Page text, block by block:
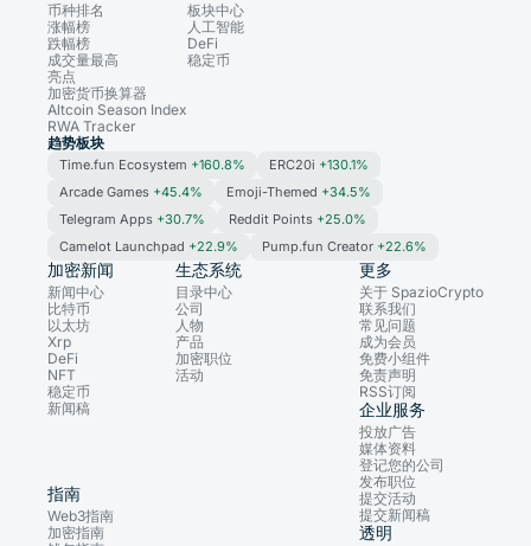
币种排名
涨幅榜
跌幅榜
成交量最高
亮点
加密货币换算器
Altcoin Season Index
RWA Tracker
板块中心
人工智能
DeFi
稳定币
趋势板块
Time.fun Ecosystem +160.8% ERC20i +130.1%
Arcade Games +45.4% Emoji-Themed +34.5%
Telegram Apps +30.7% Reddit Points +25.0%
Camelot Launchpad +22.9% Pump.fun Creator +22.6%
加密新闻
新闻中心
比特币
以太坊
Xrp
DeFi
NFT
稳定币
新闻稿
生态系统
目录中心
公司
人物
产品
加密职位
活动
指南
Web3指南
加密指南
更多
关于 SpazioCrypto
联系我们
常见问题
成为会员
免费小组件
免责声明
RSS订阅
企业服务
投放广告
媒体资料
登记您的公司
发布职位
提交活动
提交新闻稿
透明